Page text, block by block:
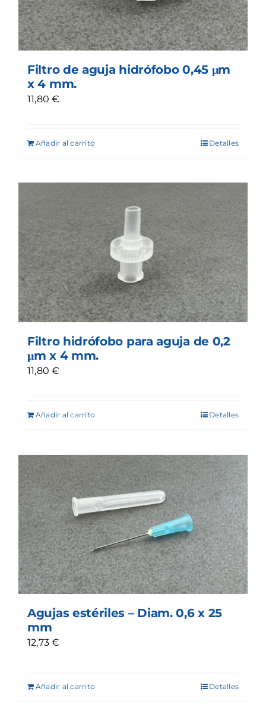
Filtro de aguja hidrófobo 0,45 μm
x 4 mm.
11,80€
Añadir al carrito Detalles
Filtro hidrófobo para aguja de 0,2
μm x 4 mm.
11,80€
Añadir al carrito Detalles
Agujas estériles – Diam. 0,6 x 25
mm
12,73€
Añadir al carrito Detalles